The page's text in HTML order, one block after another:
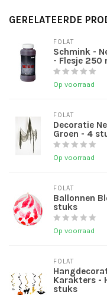
GERELATEERDE
FOLAT
Schmink -
- Flesje 250
Op voorraad
FOLAT
Decoratie
Groen - 4
Op voorraad
FOLAT
Ballonnen
stuks
Op voorraad
FOLAT
Karakters -
stuks